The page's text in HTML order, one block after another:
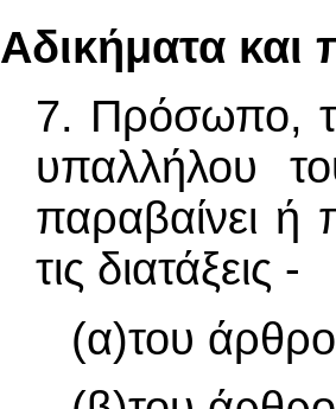
Αδικήματα και
7. Πρόσωπο,
υπαλλήλου
παραβαίνει ή
τις διατάξεις -
(α)του